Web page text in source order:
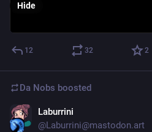
Hide
12 32 2
Da Nobs boosted
Laburrini
@Laburrini@mastodon.art